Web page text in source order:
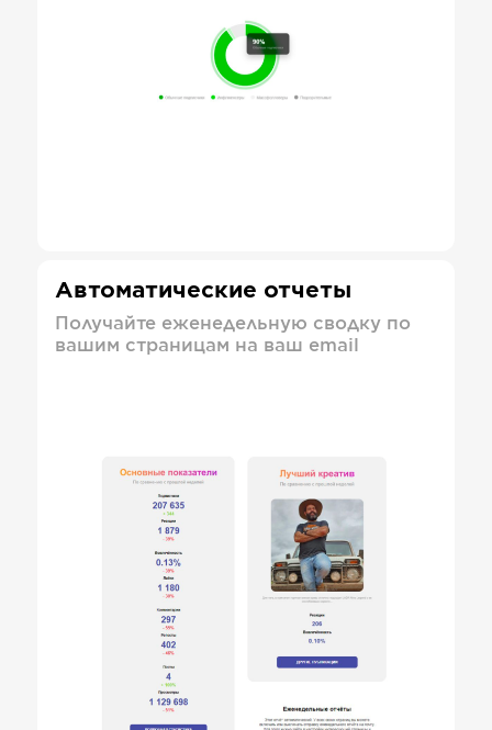
Автоматические отчеты
Получайте еженедельную сводку по
вашим страницам на ваш email